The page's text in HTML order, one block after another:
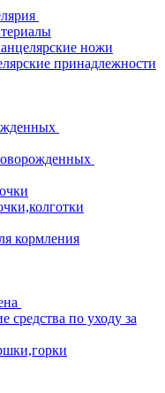
ножи
принадлежности
кормления
средства по уходу за